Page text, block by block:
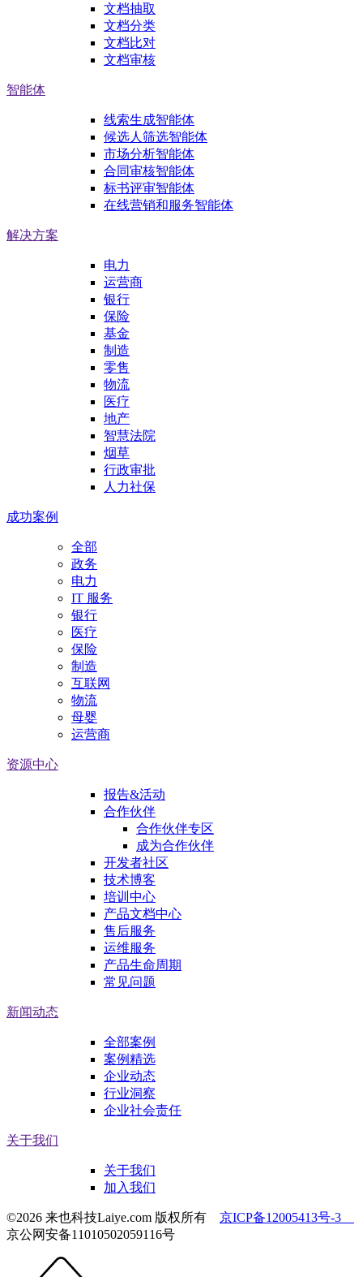
文档抽取
文档分类
文档比对
文档审核
智能体
线索生成智能体
候选人筛选智能体
市场分析智能体
合同审核智能体
标书评审智能体
在线营销和服务智能体
解决方案
电力
运营商
银行
保险
基金
制造
零售
物流
医疗
地产
智慧法院
烟草
行政审批
人力社保
成功案例
全部
政务
电力
IT 服务
银行
医疗
保险
制造
互联网
物流
母婴
运营商
资源中心
报告&活动
合作伙伴
合作伙伴专区
成为合作伙伴
开发者社区
技术博客
培训中心
产品文档中心
售后服务
运维服务
产品生命周期
常见问题
新闻动态
全部案例
案例精选
企业动态
行业洞察
企业社会责任
关于我们
关于我们
加入我们
©2026 来也科技Laiye.com 版权所有 京ICP备12005413号-3
京公网安备11010502059116号